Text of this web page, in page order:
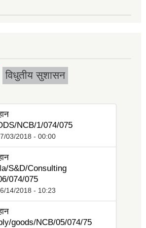
विधुतीय सुशासन
NCB/1/074/075
03/2018 - 00:00
S&D/Consulting
074/075
14/2018 - 10:23
goods/NCB/05/074/75